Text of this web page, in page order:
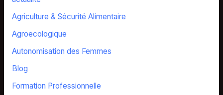
Agriculture & Sécurité Alimentaire
Agroecologique
Autonomisation des Femmes
Blog
Formation Professionnelle